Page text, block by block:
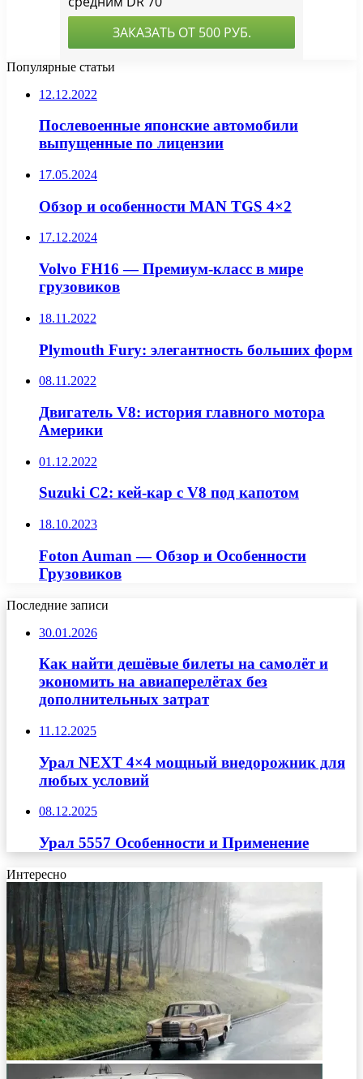
Популярные статьи
12.12.2022
Послевоенные японские автомобили
выпущенные по лицензии
17.05.2024
Обзор и особенности MAN TGS 4×2
17.12.2024
Volvo FH16 — Премиум-класс в мире
грузовиков
18.11.2022
Plymouth Fury: элегантность больших форм
08.11.2022
Двигатель V8: история главного мотора
Америки
01.12.2022
Suzuki C2: кей-кар с V8 под капотом
18.10.2023
Foton Auman — Обзор и Особенности
Грузовиков
Последние записи
30.01.2026
Как найти дешёвые билеты на самолёт и
экономить на авиаперелётах без
дополнительных затрат
11.12.2025
Урал NEXT 4×4 мощный внедорожник для
любых условий
08.12.2025
Урал 5557 Особенности и Применение
Интересно